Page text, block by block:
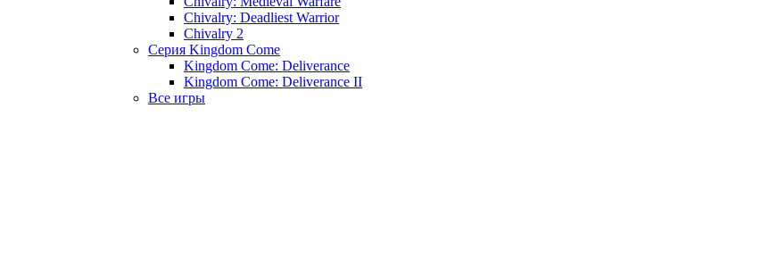
Chivalry: Deadliest Warrior
Chivalry 2
Серия Kingdom Come
Kingdom Come: Deliverance
Kingdom Come: Deliverance II
Все игры